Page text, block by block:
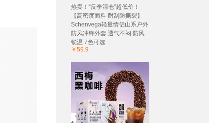
热卖！“反季清仓”超低价！
【高密度面料 耐刮防撕裂】
Schenvega轻量情侣山系户外
防风冲锋外套 透气不闷 防风
锁温 7色可选
￥59.9